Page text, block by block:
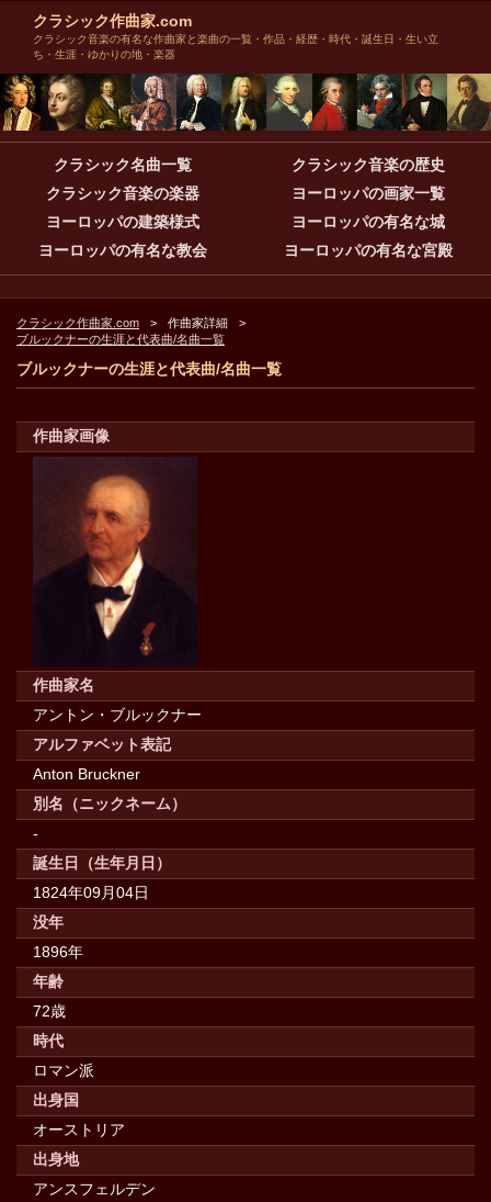
クラシック作曲家.com
クラシック音楽の有名な作曲家と楽曲の一覧・作品・経歴・時代・誕生日・生い立
ち・生涯・ゆかりの地・楽器
クラシック名曲一覧
クラシック音楽の歴史
クラシック音楽の楽器
ヨーロッパの画家一覧
ヨーロッパの建築様式
ヨーロッパの有名な城
ヨーロッパの有名な教会
ヨーロッパの有名な宮殿
クラシック作曲家.com
作曲家詳細
ブルックナーの生涯と代表曲/名曲一覧
ブルックナーの生涯と代表曲/名曲一覧
作曲家画像
作曲家名
アントン・ブルックナー
アルファベット表記
Anton Bruckner
別名（ニックネーム）
-
誕生日（生年月日）
1824年09月04日
没年
1896年
年齢
72歳
時代
ロマン派
出身国
オーストリア
出身地
アンスフェルデン